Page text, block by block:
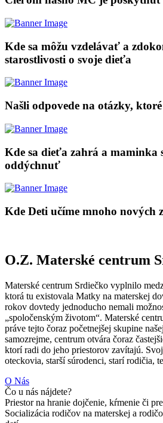
Kde sa môžu vzdelávať a
starostlivosti o svoje dieťa
Našli odpovede na otázky,
Kde sa dieťa zahrá a maminka
oddýchnuť
Kde Deti učíme mnoho nových
O.Z. Materské centrum
Materské centrum Srdiečko vyplnilo
ktorá tu existovala Matky na materskej
rokov dovtedy jednoducho nemali
„spoločenským životom“. Materské
práve tejto čoraz početnejšej skupine
samozrejme, centrum otvára čoraz
ktorí radi do jeho priestorov zavítajú.
oteckovia, starší súrodenci, starí rodičia,
O Nás
Čo u nás nájdete?
Priestor na hranie dojčenie, kŕmenie či
Socializácia rodičov na materskej a